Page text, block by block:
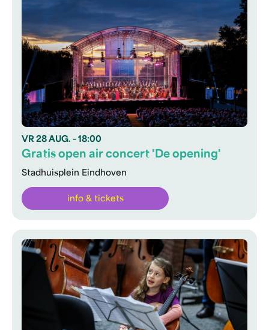
VR 28 AUG. - 18:00
Stadhuisplein Eindhoven
Gratis open air concert 'De opening'
info & tickets